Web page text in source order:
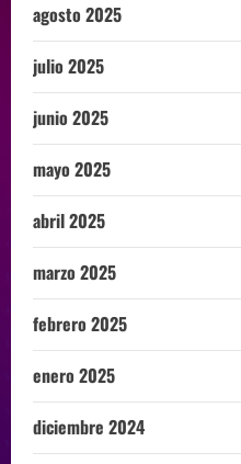
agosto 2025
julio 2025
junio 2025
mayo 2025
abril 2025
marzo 2025
febrero 2025
enero 2025
diciembre 2024